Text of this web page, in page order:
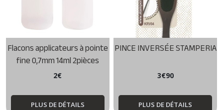
Flacons applicateurs à pointe
fine 0,7mm 14ml 2pièces
2€
PLUS DE DÉTAILS
PINCE INVERSÉE STAMPERIA
3€90
PLUS DE DÉTAILS